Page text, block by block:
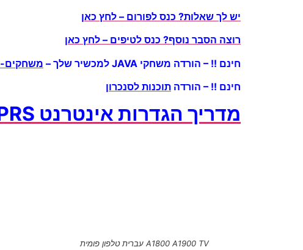
יש לך שאלות? כנס לפורום – לחץ כאן
רוצה הסבר נוסף? כנס לטיפים – לחץ כאן
חינם !! – הורדה משחקי JAVA למכשיר שלך –
משחקים-1
חינם !! – הורדה תוכנות לסנכרון
מדריך הגדרות אינטרנט GPRS למכשירים סיניים – לחץ כאן !
A1800 A1900 TV עברית טלפון פומית